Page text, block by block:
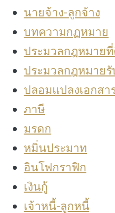
นายจ้าง-ลูกจ้าง
บทความกฏหมาย
ประมวลกฎหมาย
ประมวลกฎหมาย
ปลอมแปลงเอกสา
ภาษี
มรดก
หมิ่นประมาท
อินโฟกราฟิก
เงินกู้
เจ้าหนี้-ลูกหนี้